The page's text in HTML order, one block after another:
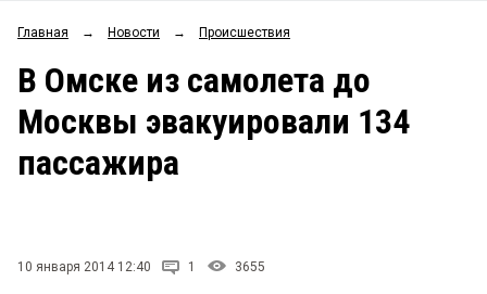
ОБЩЕСТВО
ЗАКОН
НОВОСТИ КОМПАНИЙ
Мнения
Рейтинги
Блоги
Главная → Новости → Происшествия
В Омске из самолета до
Москвы эвакуировали 134
пассажира
10 января 2014 12:40 1 3655